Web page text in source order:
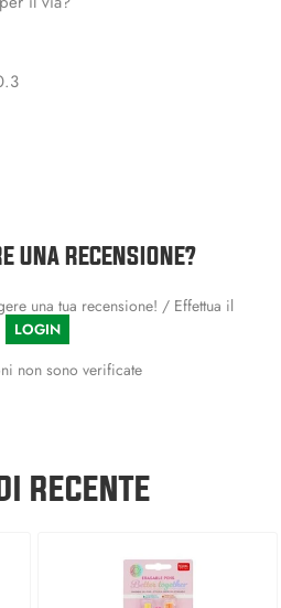
UNA RECENSIONE?
una tua recensione! / Effettua il
LOGIN
non sono verificate
RECENTE